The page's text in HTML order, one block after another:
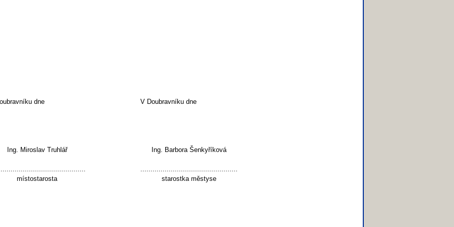
dne V Doubravníku dne
Ing. Miroslav Truhlář Ing. Barbora Šenkyříková
................................................
místostarosta
starostka městyse